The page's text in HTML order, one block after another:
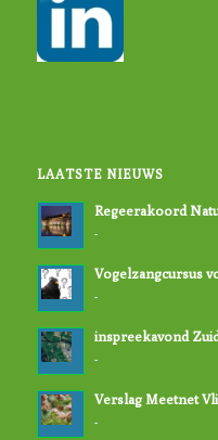
LAATSTE NIEUWS
Regeerakoord
-
Vogelzangcursus
-
inspreekavond
-
Verslag Meetnet
-